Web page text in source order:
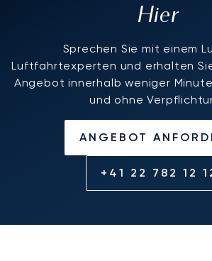
Hier
Sprechen Sie mit einem
Luftfahrtexperten und erhalten
Angebot innerhalb weniger
und ohne
ANGEBOT
+41 22 782 12